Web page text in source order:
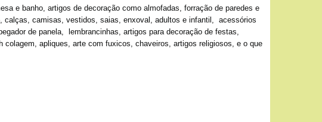
e banho, artigos de decoração como almofadas, forração de paredes e
calças, camisas, vestidos, saias, enxoval, adultos e infantil, acessórios
de panela, lembrancinhas, artigos para decoração de festas,
colagem, apliques, arte com fuxicos, chaveiros, artigos religiosos, e o que